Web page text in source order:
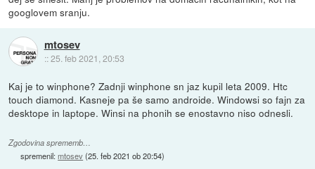
googlovem sranju.
mtosev
::25. feb 2021, 20:53
Kaj je to winphone? Zadnji winphone sn jaz kupil leta 2009. Htc
touch diamond. Kasneje pa še samo androide. Windowsi so fajn za
desktope in laptope. Winsi na phonih se enostavno niso odnesli.
Zgodovina sprememb…
spremenil:mtosev(25. feb 2021 ob 20:54)